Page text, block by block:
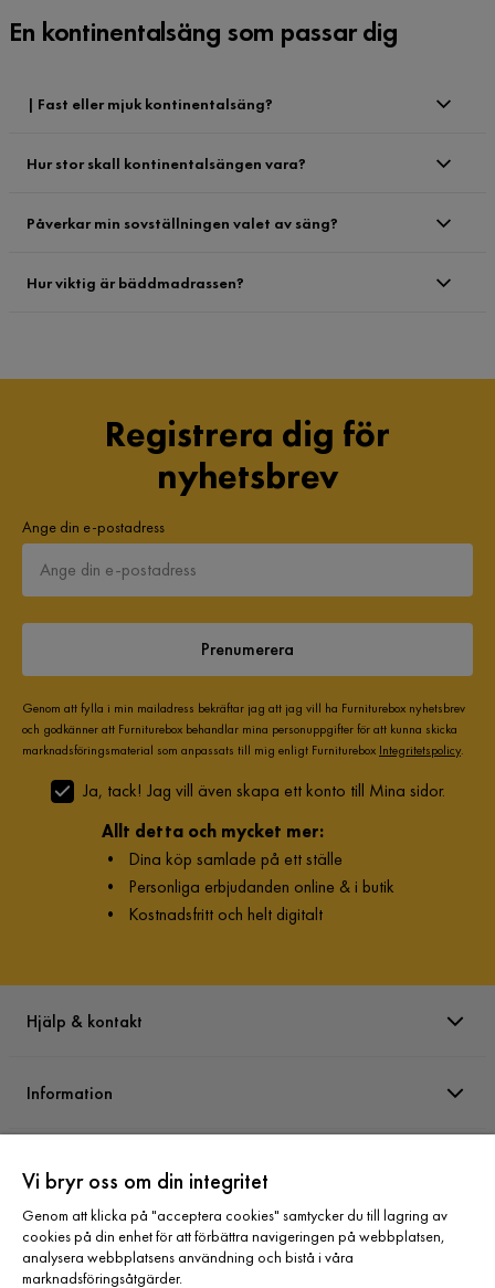
En kontinentalsäng som passar dig
| Fast eller mjuk kontinentalsäng?
Hur stor skall kontinentalsängen vara?
Påverkar min sovställningen valet av säng?
Hur viktig är bäddmadrassen?
Registrera dig för
nyhetsbrev
Ange din e-postadress
Prenumerera
Genom att fylla i min mailadress bekräftar jag att jag vill ha Furniturebox nyhetsbrev
och godkänner att Furniturebox behandlar mina personuppgifter för att kunna skicka
marknadsföringsmaterial som anpassats till mig enligt Furniturebox Integritetspolicy.
Ja, tack! Jag vill även skapa ett konto till Mina sidor.
Allt detta och mycket mer:
• Dina köp samlade på ett ställe
• Personliga erbjudanden online & i butik
• Kostnadsfritt och helt digitalt
Hjälp & kontakt
Information
Sortiment
Vi bryr oss om din integritet
Genom att klicka på "acceptera cookies" samtycker du till lagring av
cookies på din enhet för att förbättra navigeringen på webbplatsen,
analysera webbplatsens användning och bistå i våra
marknadsföringsåtgärder.